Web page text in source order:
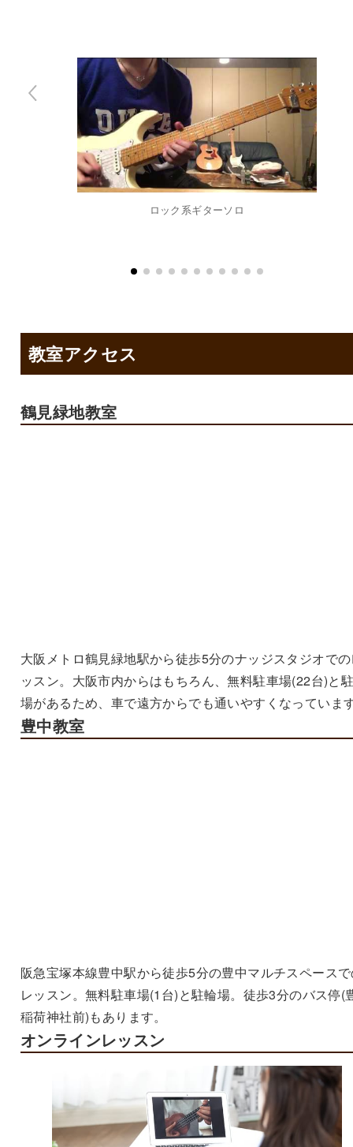
ロック系ギターソロ
教室アクセス
鶴見緑地教室
大阪メトロ鶴見緑地駅から徒歩5分のナッジスタジオで
ッスン。大阪市内からはもちろん、無料駐車場(22台)と
場があるため、車で遠方からでも通いやすくなっていま
豊中教室
阪急宝塚本線豊中駅から徒歩5分の豊中マルチスペース
レッスン。無料駐車場(1台)と駐輪場。徒歩3分のバス停(
稲荷神社前)もあります。
オンラインレッスン